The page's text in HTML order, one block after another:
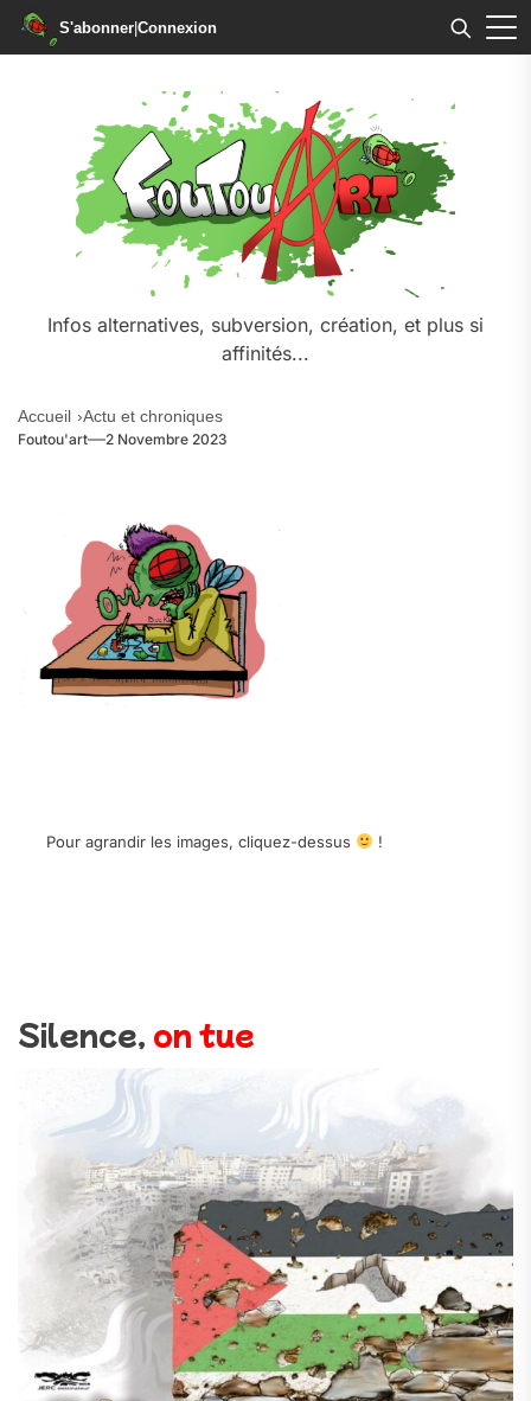
S'abonner|Connexion
Infos alternatives, subversion, création, et plus si
affinités...
Accueil Actu et chroniques
Foutou'art 2 Novembre 2023
Pour agrandir les images, cliquez-dessus !
Silence, on tue